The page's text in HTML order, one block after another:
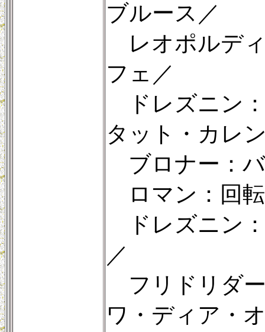
ブルース／
レオポルデ
フェ／
ドレズニン
タット・カレ
ブロナー：
ロマン：回
ドレズニン
／
フリドリダ
ワ・ディア・